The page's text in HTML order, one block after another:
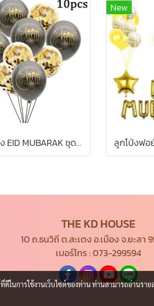
ชุดลูกโป่ง EID MUBARAK ชุด 10 ลูก
New
THE KD HOUSE
10 ถ.ธนวิถี ต.สะเตง อ.เมือง จ.ยะลา
เบอร์โทร :073-299594
นการใช้งานเว็บไซต์ของท่าน ท่านสามารถอ่านราย